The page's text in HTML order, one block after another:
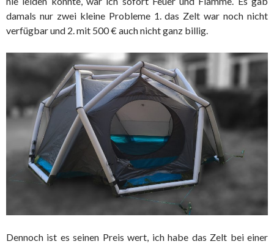
damals nur zwei kleine Probleme 1. das Zelt war noch nicht
verfügbar und 2. mit 500 € auch nicht ganz billig.
Dennoch ist es seinen Preis wert, ich habe das Zelt bei einer